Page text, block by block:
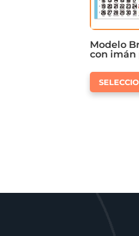
Modelo
con imán